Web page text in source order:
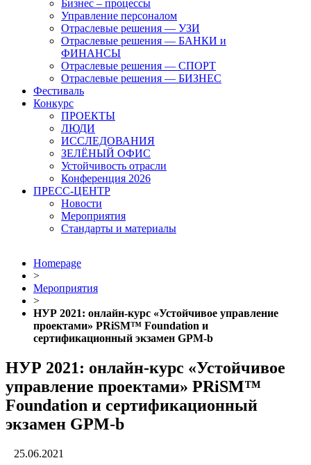
Бизнес – процессы
Управление персоналом
Отраслевые решения — УЗИ
Отраслевые решения — БАНКИ и
ФИНАНСЫ
Отраслевые решения — СПОРТ
Отраслевые решения — БИЗНЕС
Фестиваль
Конкурс
ПРОЕКТЫ
ЛЮДИ
ИССЛЕДОВАНИЯ
ЗЕЛЁНЫЙ ОФИС
Устойчивость отрасли
Конференция 2026
ПРЕСС-ЦЕНТР
Новости
Мероприятия
Стандарты и материалы
Homepage
>
Мероприятия
>
НУР 2021: онлайн-курс «Устойчивое управление
проектами» PRiSM™ Foundation и
сертификационный экзамен GPM-b
НУР 2021: онлайн-курс «Устойчивое
управление проектами» PRiSM™
Foundation и сертификационный
экзамен GPM-b
25.06.2021